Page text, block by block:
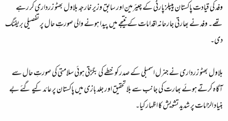
وفد کی قیادت پاکستان پیپلز پارٹی کے چیئرمین اور سابق وزیر خارجہ بلاول بھٹو زرداری کر رہے
تھے۔ وفد نے بھارتی جارحانہ اقدامات کے نتیجے میں پیدا ہونے والی صورتِ حال پر تفصیلی بریفنگ
دی۔
بلاول بھٹو زرداری نے جنرل اسمبلی کے صدر کو خطے کی بگڑتی ہوئی سلامتی کی صورتِ حال سے
آگاہ کرتے ہوئے بھارت کی جانب سے بلا تحقیق اور جلد بازی میں پاکستان پر عائد کیے گئے بے
بنیاد الزامات پر شدید تشویش کا اظہار کیا۔